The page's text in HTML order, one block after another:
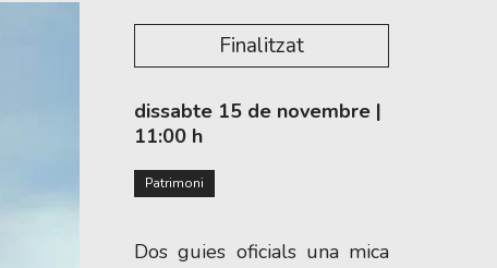
Finalitzat
dissabte 15 de novembre |
11:00 h
Patrimoni
Dos guies oficials una mica